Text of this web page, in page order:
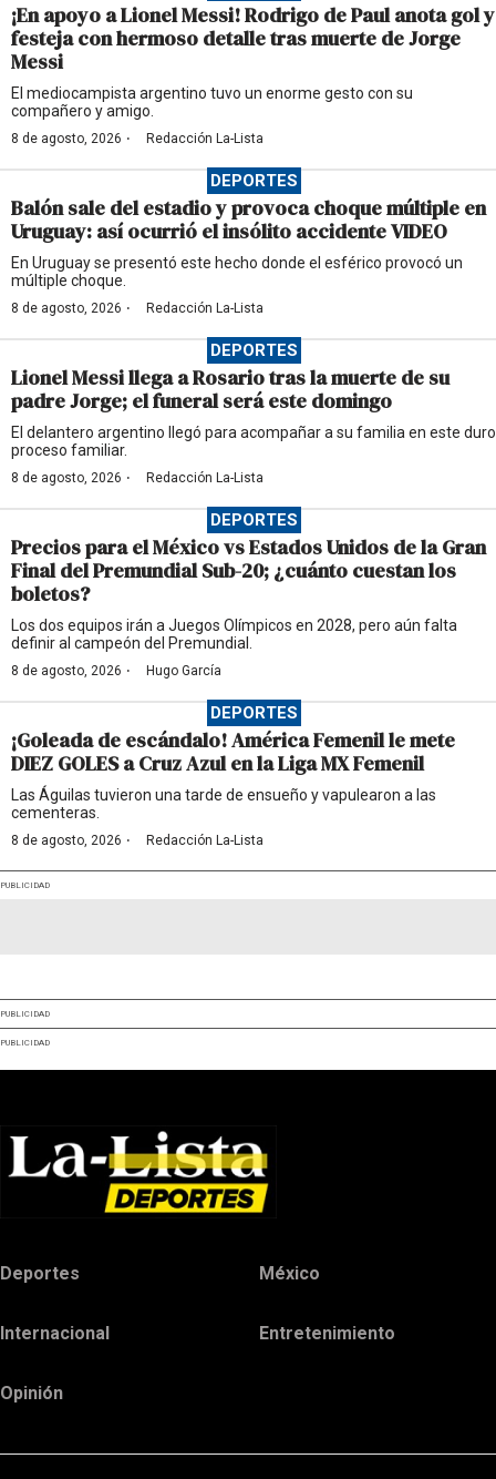
¡En apoyo a Lionel Messi! Rodrigo de Paul anota gol y
festeja con hermoso detalle tras muerte de Jorge
Messi
El mediocampista argentino tuvo un enorme gesto con su
compañero y amigo.
8 de agosto, 2026 · Redacción La-Lista
DEPORTES
Balón sale del estadio y provoca choque múltiple en
Uruguay: así ocurrió el insólito accidente VIDEO
En Uruguay se presentó este hecho donde el esférico provocó un
múltiple choque.
8 de agosto, 2026 · Redacción La-Lista
DEPORTES
Lionel Messi llega a Rosario tras la muerte de su
padre Jorge; el funeral será este domingo
El delantero argentino llegó para acompañar a su familia en este duro
proceso familiar.
8 de agosto, 2026 · Redacción La-Lista
DEPORTES
Precios para el México vs Estados Unidos de la Gran
Final del Premundial Sub-20; ¿cuánto cuestan los
boletos?
Los dos equipos irán a Juegos Olímpicos en 2028, pero aún falta
definir al campeón del Premundial.
8 de agosto, 2026 · Hugo García
DEPORTES
¡Goleada de escándalo! América Femenil le mete
DIEZ GOLES a Cruz Azul en la Liga MX Femenil
Las Águilas tuvieron una tarde de ensueño y vapulearon a las
cementeras.
8 de agosto, 2026 · Redacción La-Lista
PUBLICIDAD
PUBLICIDAD
PUBLICIDAD
Deportes México
Internacional Entretenimiento
Opinión